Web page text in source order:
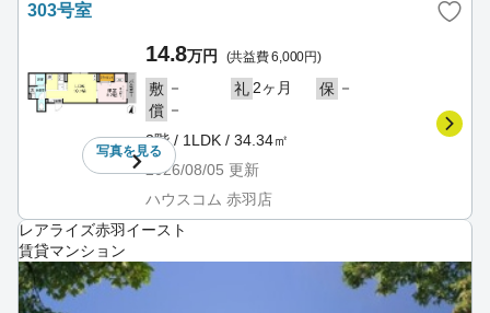
303号室
写真を見る
14.8万円 (共益費 6,000円)
敷 － 礼 2ヶ月 保 －
償 －
3階 / 1LDK / 34.34㎡
2026/08/05 更新
ハウスコム 赤羽店
レアライズ赤羽イースト
賃貸マンション